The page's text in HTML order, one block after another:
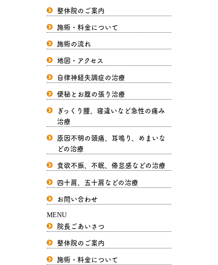
整体院のご案内
施術・料金について
施術の流れ
地図・アクセス
自律神経失調症の治療
便秘とお腹の張り治療
ぎっくり腰、寝違いなど急性の痛み
治療
原因不明の頭痛、耳鳴り、めまいな
どの治療
食欲不振、不眠、倦怠感などの治療
四十肩、五十肩などの治療
お問い合わせ
MENU
院長ごあいさつ
整体院のご案内
施術・料金について